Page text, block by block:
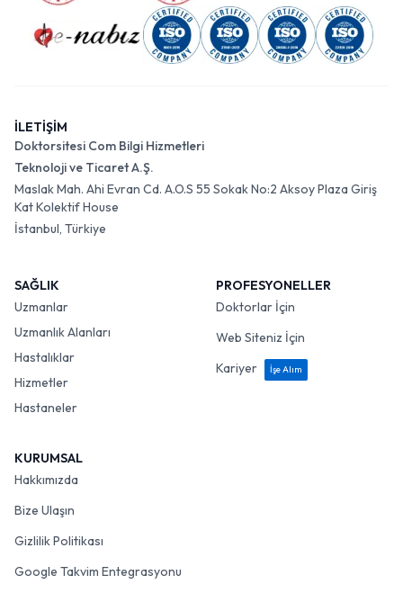
İLETİŞİM
Doktorsitesi Com Bilgi Hizmetleri
Teknoloji ve Ticaret A.Ş.
Maslak Mah. Ahi Evran Cd. A.O.S 55 Sokak No:2 Aksoy Plaza Giriş
Kat Kolektif House
İstanbul, Türkiye
SAĞLIK
Uzmanlar
Uzmanlık Alanları
Hastalıklar
Hizmetler
Hastaneler
PROFESYONELLER
Doktorlar İçin
Web Siteniz İçin
Kariyer
İşe Alım
KURUMSAL
Hakkımızda
Bize Ulaşın
Gizlilik Politikası
Google Takvim Entegrasyonu